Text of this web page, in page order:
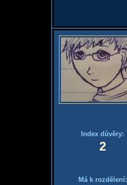
Index důvěry:
2
Má k rozdělení: